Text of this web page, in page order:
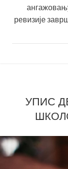
ревизије
УПИС